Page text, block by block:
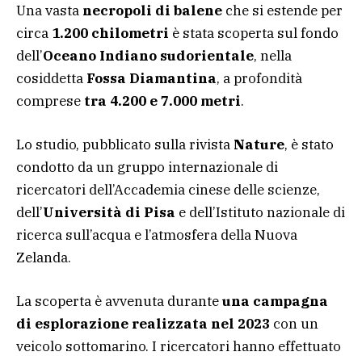
Una vasta necropoli di balene che si estende per
circa 1.200 chilometri è stata scoperta sul fondo
dell’Oceano Indiano sudorientale, nella
cosiddetta Fossa Diamantina, a profondità
comprese tra 4.200 e 7.000 metri.
Lo studio, pubblicato sulla rivista Nature, è stato
condotto da un gruppo internazionale di
ricercatori dell’Accademia cinese delle scienze,
dell’Università di Pisa e dell’Istituto nazionale di
ricerca sull’acqua e l’atmosfera della Nuova
Zelanda.
La scoperta è avvenuta duranteuna campagna
di esplorazione realizzata nel 2023 con un
veicolo sottomarino. I ricercatori hanno effettuato